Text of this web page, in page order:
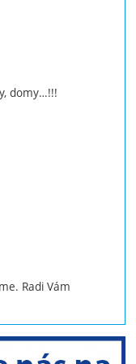
domy…!!!
Radi Vám